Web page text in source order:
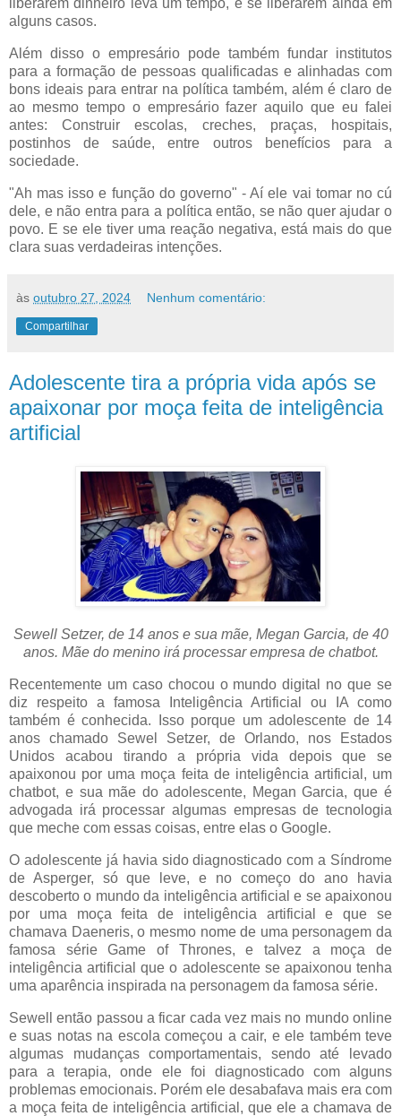
liberarem dinheiro leva um tempo, e se liberarem ainda em
alguns casos.
Além disso o empresário pode também fundar institutos
para a formação de pessoas qualificadas e alinhadas com
bons ideais para entrar na política também, além é claro de
ao mesmo tempo o empresário fazer aquilo que eu falei
antes: Construir escolas, creches, praças, hospitais,
postinhos de saúde, entre outros benefícios para a
sociedade.
"Ah mas isso e função do governo" - Aí ele vai tomar no cú
dele, e não entra para a política então, se não quer ajudar o
povo. E se ele tiver uma reação negativa, está mais do que
clara suas verdadeiras intenções.
às outubro 27, 2024 Nenhum comentário:
Compartilhar
Adolescente tira a própria vida após se
apaixonar por moça feita de inteligência
artificial
Sewell Setzer, de 14 anos e sua mãe, Megan Garcia, de 40
anos. Mãe do menino irá processar empresa de chatbot.
Recentemente um caso chocou o mundo digital no que se
diz respeito a famosa Inteligência Artificial ou IA como
também é conhecida. Isso porque um adolescente de 14
anos chamado Sewel Setzer, de Orlando, nos Estados
Unidos acabou tirando a própria vida depois que se
apaixonou por uma moça feita de inteligência artificial, um
chatbot, e sua mãe do adolescente, Megan Garcia, que é
advogada irá processar algumas empresas de tecnologia
que meche com essas coisas, entre elas o Google.
O adolescente já havia sido diagnosticado com a Síndrome
de Asperger, só que leve, e no começo do ano havia
descoberto o mundo da inteligência artificial e se apaixonou
por uma moça feita de inteligência artificial e que se
chamava Daeneris, o mesmo nome de uma personagem da
famosa série Game of Thrones, e talvez a moça de
inteligência artificial que o adolescente se apaixonou tenha
uma aparência inspirada na personagem da famosa série.
Sewell então passou a ficar cada vez mais no mundo online
e suas notas na escola começou a cair, e ele também teve
algumas mudanças comportamentais, sendo até levado
para a terapia, onde ele foi diagnosticado com alguns
problemas emocionais. Porém ele desabafava mais era com
a moça feita de inteligência artificial, que ele a chamava de